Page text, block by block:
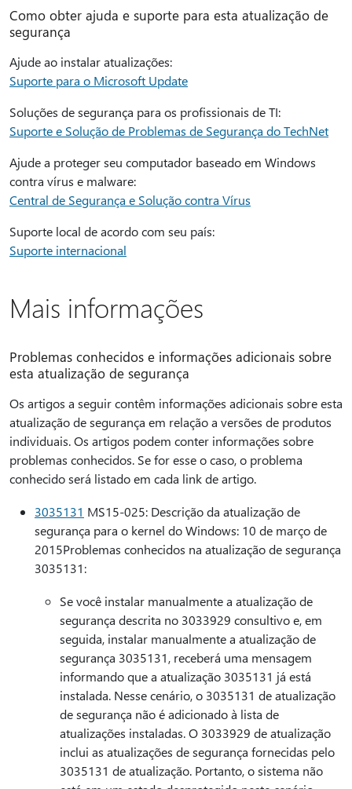
Como obter ajuda e suporte para esta atualização de
segurança
Ajude ao instalar atualizações:
Suporte para o Microsoft Update
Soluções de segurança para os profissionais de TI:
Suporte e Solução de Problemas de Segurança do TechNet
Ajude a proteger seu computador baseado em Windows
contra vírus e malware:
Central de Segurança e Solução contra Vírus
Suporte local de acordo com seu país:
Suporte internacional
Mais informações
Problemas conhecidos e informações adicionais sobre
esta atualização de segurança
Os artigos a seguir contêm informações adicionais sobre esta
atualização de segurança em relação a versões de produtos
individuais. Os artigos podem conter informações sobre
problemas conhecidos. Se for esse o caso, o problema
conhecido será listado em cada link de artigo.
3035131 MS15-025: Descrição da atualização de
segurança para o kernel do Windows: 10 de março de
2015Problemas conhecidos na atualização de segurança
3035131:
Se você instalar manualmente a atualização de
segurança descrita no 3033929 consultivo e, em
seguida, instalar manualmente a atualização de
segurança 3035131, receberá uma mensagem
informando que a atualização 3035131 já está
instalada. Nesse cenário, o 3035131 de atualização
de segurança não é adicionado à lista de
atualizações instaladas. O 3033929 de atualização
inclui as atualizações de segurança fornecidas pelo
3035131 de atualização. Portanto, o sistema não